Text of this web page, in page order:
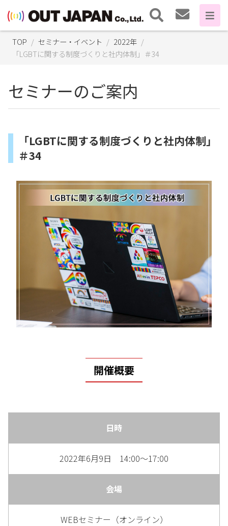
TOP セミナー・イベント
2022年
「LGBTに関する制度づくりと社内体制」＃34
セミナーのご案内
「LGBTに関する制度づくりと社内体制」
＃34
開催概要
日時
2022年6月9日 14:00～17:00
会場
WEBセミナー（オンライン）